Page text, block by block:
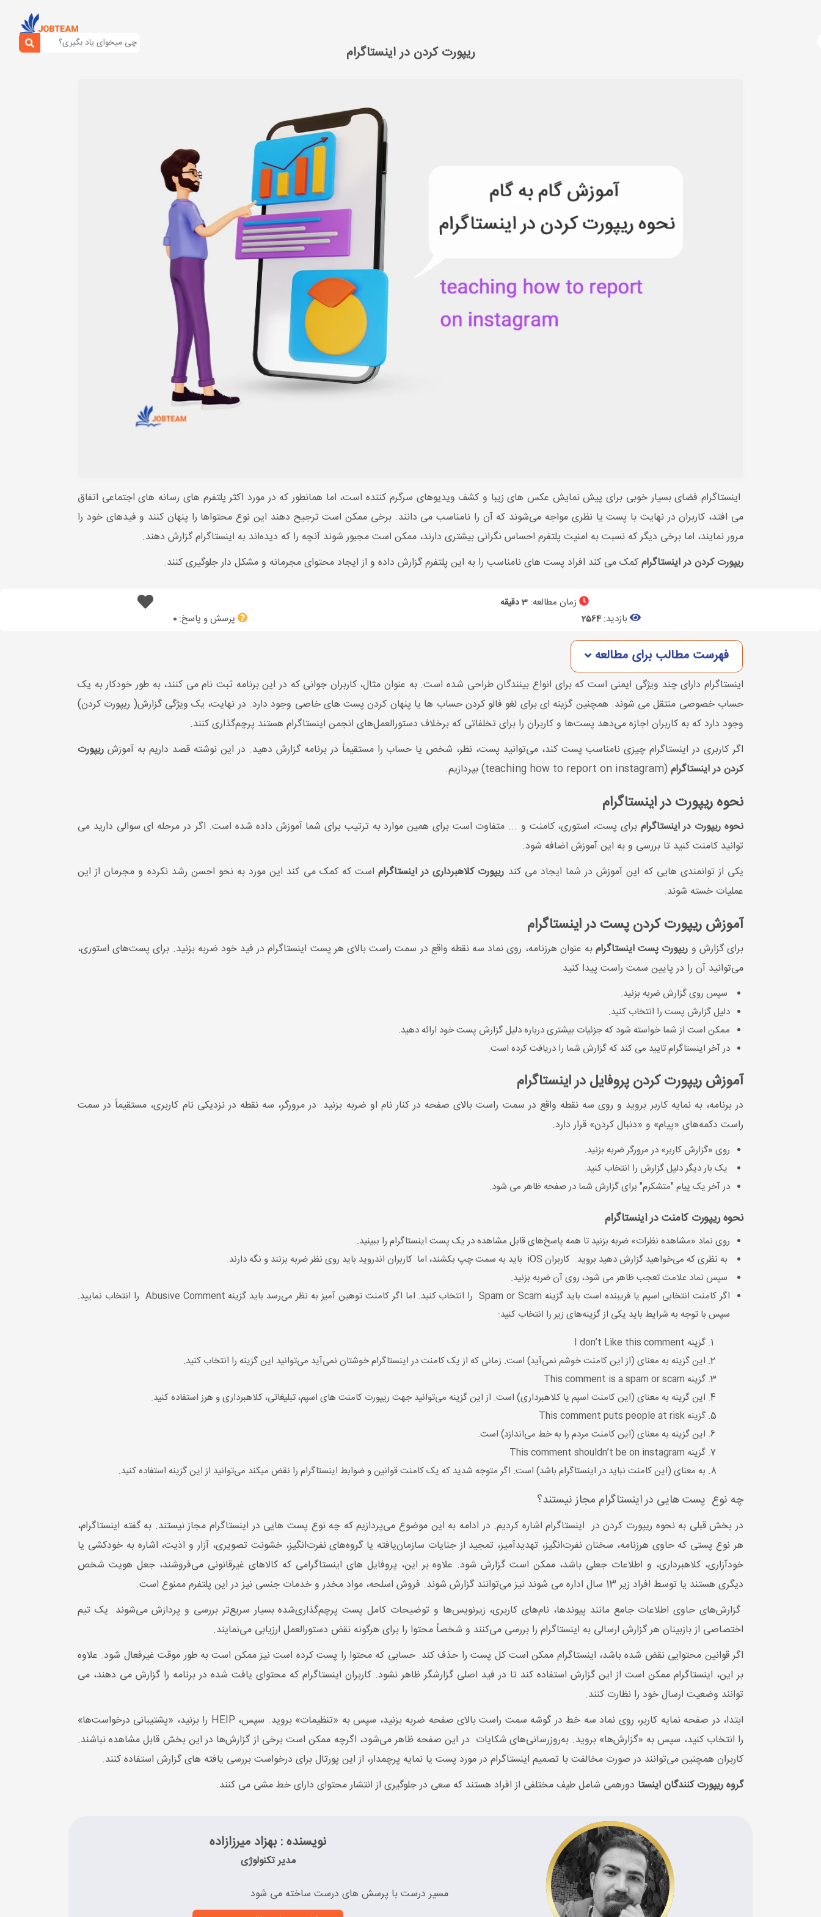
ریپورت کردن در اینستاگرام
اینستاگرام فضای بسیار خوبی برای پیش نمایش عکس های زیبا و کشف ویدیوهای سرگرم کننده است، اما همانطور که در مورد اکثر پلتفرم های رسانه های اجتماعی اتفاق
می افتد، کاربران در نهایت با پست یا نظری مواجه می‌شوند که آن را نامناسب می دانند. برخی ممکن است ترجیح دهند این نوع محتواها را پنهان کنند و فیدهای خود را
مرور نمایند، اما برخی دیگر که نسبت به امنیت پلتفرم احساس نگرانی بیشتری دارند، ممکن است مجبور شوند آنچه را که دیده‌اند به اینستاگرام گزارش دهند.
ریپورت کردن در اینستاگرامکمک می کند افراد پست های نامناسب را به این پلتفرم گزارش داده و از ایجاد محتوای مجرمانه و مشکل دار جلوگیری کنند.
زمان مطالعه:3 دقیقه
بازدید: 2564 پرسش و پاسخ:0
فهرست مطالب برای مطالعه
اینستاگرام دارای چند ویژگی ایمنی است که برای انواع بینندگان طراحی شده است. به عنوان مثال، کاربران جوانی که در این برنامه ثبت نام می کنند، به طور خودکار به یک
حساب خصوصی منتقل می شوند. همچنین گزینه ای برای لغو فالو کردن حساب ها یا پنهان کردن پست های خاصی وجود دارد. در نهایت، یک ویژگی گزارش( ریپورت کردن)
وجود دارد که به کاربران اجازه می‌دهد پست‌ها و کاربران را برای تخلفاتی که برخلاف دستورالعمل‌های انجمن اینستاگرام هستند پرچم‌گذاری کنند.
اگر کاربری در اینستاگرام چیزی نامناسب پست کند، می‌توانید پست، نظر، شخص یا حساب را مستقیماً در برنامه گزارش دهید. در این نوشته قصد داریم به آموزش ریپورت
کردن در اینستاگرام (teaching how to report on instagram) بپردازیم.
نحوه ریپورت در اینستاگرام
نحوه ریپورت در اینستاگرام برای پست، استوری، کامنت و ... متفاوت است برای همین موارد به ترتیب برای شما آموزش داده شده است. اگر در مرحله ای سوالی دارید می
توانید کامنت کنید تا بررسی و به این آموزش اضافه شود.
یکی از توانمندی هایی که این آموزش در شما ایجاد می کند ریپورت کلاهبرداری در اینستاگراماست که کمک می کند این مورد به نحو احسن رشد نکرده و مجرمان از این
عملیات خسته شوند.
آموزش ریپورت کردن پست در اینستاگرام
برای گزارش و ریپورت پست اینستاگرامبه عنوان هرزنامه، روی نماد سه نقطه واقع در سمت راست بالای هر پست اینستاگرام در فید خود ضربه بزنید. برای پست‌های استوری،
می‌توانید آن را در پایین سمت راست پیدا کنید.
سپس روی گزارش ضربه بزنید.
دلیل گزارش پست را انتخاب کنید.
ممکن است از شما خواسته شود که جزئیات بیشتری درباره دلیل گزارش پست خود ارائه دهید.
در آخر اینستاگرام تایید می کند که گزارش شما را دریافت کرده است.
آموزش ریپورت کردن پروفایل در اینستاگرام
در برنامه، به نمایه کاربر بروید و روی سه نقطه واقع در سمت راست بالای صفحه در کنار نام او ضربه بزنید. در مرورگر، سه نقطه در نزدیکی نام کاربری، مستقیماً در سمت
راست دکمه‌های «پیام» و «دنبال کردن» قرار دارد.
روی «گزارش کاربر» در مرورگر ضربه بزنید.
یک بار دیگر دلیل گزارش را انتخاب کنید.
در آخر یک پیام "متشکرم" برای گزارش شما در صفحه ظاهر می شود.
نحوه ریپورت کامنت در اینستاگرام
روی نماد «مشاهده نظرات» ضربه بزنید تا همه پاسخ‌های قابل مشاهده در یک پست اینستاگرام را ببینید.
به نظری که می‌خواهید گزارش دهید بروید. کاربران iOS باید به سمت چپ بکشند، اما کاربران اندروید باید روی نظر ضربه بزنند و نگه دارند.
سپس نماد علامت تعجب ظاهر می شود، روی آن ضربه بزنید.
اگر کامنت انتخابی اسپم یا فریبنده است باید گزینه Spam or Scam را انتخاب کنید. اما اگر کامنت توهین آمیز به نظر می‌رسد باید گزینه Abusive Comment را انتخاب نمایید.
سپس با توجه به شرایط باید یکی از گزینه‌های زیر را انتخاب کنید:
گزینه I don’t Like this comment
این گزینه به معنای (از این کامنت خوشم نمی‌آید) است. زمانی که از یک کامنت در اینستاگرام خوشتان نمی‌آید می‌توانید این گزینه را انتخاب کنید.
گزینه This comment is a spam or scam
این گزینه به معنای (این کامنت اسپم یا کلاهبرداری) است. از این گزینه می‌توانید جهت ریپورت کامنت های اسپم، تبلیغاتی، کلاهبرداری و هرز استفاده کنید.
گزینه This comment puts people at risk
این گزینه به معنای (این کامنت مردم را به خط می‌اندازد) است.
گزینه This comment shouldn’t be on instagram
به معنای (این کامنت نباید در اینستاگرام باشد) است. اگر متوجه شدید که یک کامنت قوانین و ضوابط اینستاگرام را نقض میکند می‌توانید از این گزینه استفاده کنید.
چه نوع پست هایی در اینستاگرام مجاز نیستند؟
در بخش قبلی به نحوه ریپورت کردن در اینستاگرام اشاره کردیم. در ادامه به این موضوع می‌پردازیم که چه نوع پست هایی در اینستاگرام مجاز نیستند. به گفته اینستاگرام،
هر نوع پستی که حاوی هرزنامه، سخنان نفرت‌انگیز، تهدیدآمیز، تمجید از جنایات سازمان‌یافته یا گروه‌های نفرت‌انگیز، خشونت تصویری، آزار و اذیت، اشاره به خودکشی یا
خودآزاری، کلاهبرداری، و اطلاعات جعلی باشد، ممکن است گزارش شود. علاوه بر این، پروفایل های اینستاگرامی که کالاهای غیرقانونی می‌فروشند، جعل هویت شخص
دیگری هستند یا توسط افراد زیر 13 سال اداره می شوند نیز می‌توانند گزارش شوند. فروش اسلحه، مواد مخدر و خدمات جنسی نیز در این پلتفرم ممنوع است.
گزارش‌های حاوی اطلاعات جامع مانند پیوندها، نام‌های کاربری، زیرنویس‌ها و توضیحات کامل پست پرچم‌گذاری‌شده بسیار سریع‌تر بررسی و پردازش می‌شوند. یک تیم
اختصاصی از بازبینان هر گزارش ارسالی به اینستاگرام را بررسی می‌کنند و شخصاً محتوا را برای هرگونه نقض دستورالعمل ارزیابی می‌نمایند.
اگر قوانین محتوایی نقض شده باشد، اینستاگرام ممکن است کل پست را حذف کند. حسابی که محتوا را پست کرده است نیز ممکن است به طور موقت غیرفعال شود. علاوه
بر این، اینستاگرام ممکن است از این گزارش استفاده کند تا در فید اصلی گزارشگر ظاهر نشود. کاربران اینستاگرام که محتوای یافت شده در برنامه را گزارش می دهند، می
توانند وضعیت ارسال خود را نظارت کنند.
ابتدا، در صفحه نمایه کاربر، روی نماد سه خط در گوشه سمت راست بالای صفحه ضربه بزنید، سپس به «تنظیمات» بروید. سپس، HEIP را بزنید، «پشتیبانی درخواست‌ها»
را انتخاب کنید، سپس به «گزارش‌ها» بروید. به‌روزرسانی‌های شکایات در این صفحه ظاهر می‌شود، اگرچه ممکن است برخی از گزارش‌ها در این بخش قابل مشاهده نباشند.
کاربران همچنین می‌توانند در صورت مخالفت با تصمیم اینستاگرام در مورد پست یا نمایه پرچمدار، از این پورتال برای درخواست بررسی یافته های گزارش استفاده کنند.
گروه ریپورت کنندگان اینستا دورهمی شامل طیف مختلفی از افراد هستند که سعی در جلوگیری از انتشار محتوای دارای خط مشی می کنند.
نویسنده : بهزاد میرزازاده
مدیر تکنولوژی
مسیر درست با پرسش های درست ساخته می شود